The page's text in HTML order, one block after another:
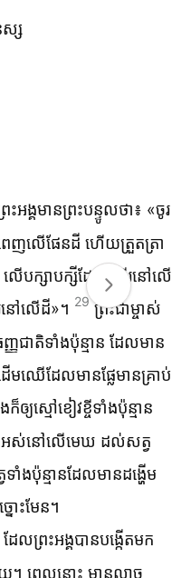
ស្ស
ះអង្គ​មាន​ព្រះ‌បន្ទូល​ថា៖ «ចូរ​
េញ​លើ​ផែនដី ហើយ​ត្រួត‌ត្រា​
ើ​បក្សា‌បក្សី​ដែល​ហើរ​នៅ​លើ​
នៅ​លើ​ដី»។ 29 ព្រះ‌ជាម្ចាស់​
ជាតិ​ទាំង​ប៉ុន្មាន ដែល​មាន​
ឈើ​ដែល​មាន​ផ្លែ​មាន​គ្រាប់​
ក៏​ឲ្យ​ស្មៅ​ខៀវ​ខ្ចី​ទាំង​ប៉ុន្មាន​
អស់​នៅ​លើ​មេឃ ដល់​សត្វ​
ប៉ុន្មាន​ដែល​មាន​ដង្ហើម​
ោះ​មែន។
ល​ព្រះអង្គ​បាន​បង្កើត​មក
។ ពេល​នោះ មាន​ល្ងាច